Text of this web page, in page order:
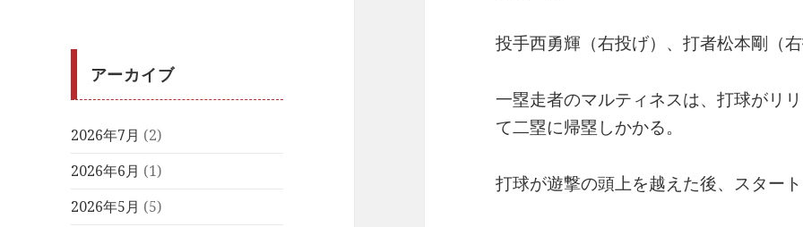
アーカイブ
2026年7月 (2)
2026年6月 (1)
2026年5月 (5)
投手西勇輝（右投げ）、打者松本剛（
一塁走者のマルティネスは、打球がリ
て二塁に帰塁しかかる。
打球が遊撃の頭上を越えた後、スター